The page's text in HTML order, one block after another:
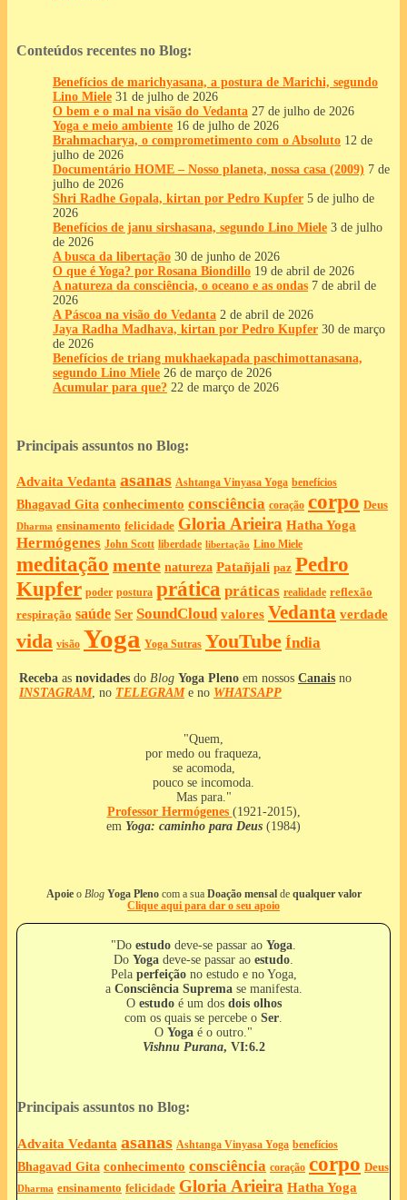
Conteúdos recentes no Blog:
Benefícios de marichyasana, a postura de Marichi, segundo
Lino Miele 31 de julho de 2026
O bem e o mal na visão do Vedanta 27 de julho de 2026
Yoga e meio ambiente 16 de julho de 2026
Brahmacharya, o comprometimento com o Absoluto 12 de
julho de 2026
Documentário HOME – Nosso planeta, nossa casa (2009) 7 de
julho de 2026
Shri Radhe Gopala, kirtan por Pedro Kupfer 5 de julho de
2026
Benefícios de janu sirshasana, segundo Lino Miele 3 de julho
de 2026
A busca da libertação 30 de junho de 2026
O que é Yoga? por Rosana Biondillo 19 de abril de 2026
A natureza da consciência, o oceano e as ondas 7 de abril de
2026
A Páscoa na visão do Vedanta 2 de abril de 2026
Jaya Radha Madhava, kirtan por Pedro Kupfer 30 de março
de 2026
Benefícios de triang mukhaekapada paschimottanasana,
segundo Lino Miele 26 de março de 2026
Acumular para que? 22 de março de 2026
Principais assuntos no Blog:
Advaita Vedanta asanas Ashtanga Vinyasa Yoga benefícios
Bhagavad Gita conhecimento consciência coração corpo Deus
Dharma ensinamento felicidade Gloria Arieira Hatha Yoga
Hermógenes John Scott liberdade libertação Lino Miele
meditação mente natureza Patañjali paz Pedro
Kupfer poder postura prática práticas realidade reflexão
respiração saúde Ser SoundCloud valores Vedanta verdade
vida visão Yoga Yoga Sutras YouTube Índia
Receba as novidades do Blog Yoga Pleno em nossos Canais no
INSTAGRAM, no TELEGRAMe no WHATSAPP
"Quem,
por medo ou fraqueza,
se acomoda,
pouco se incomoda.
Mas para."
Professor Hermógenes (1921-2015),
em Yoga: caminho para Deus (1984)
Apoieo Blog Yoga Plenocom a sua Doação mensalde qualquer valor
Clique aqui para dar o seu apoio
"Do estudo deve-se passar ao Yoga
Do Yoga deve-se passar ao estudo
Pela perfeiçãono estudo e no Yoga,
a Consciência Supremase manifesta.
O estudoé um dos dois olhos
com os quais se percebe o Ser
O Yoga é o outro."
Vishnu Purana, VI:6.2
Principais assuntos no Blog:
Advaita Vedanta asanas Ashtanga Vinyasa Yoga benefícios
Bhagavad Gita conhecimento consciência coração corpo Deus
Dharma ensinamento felicidade Gloria Arieira Hatha Yoga